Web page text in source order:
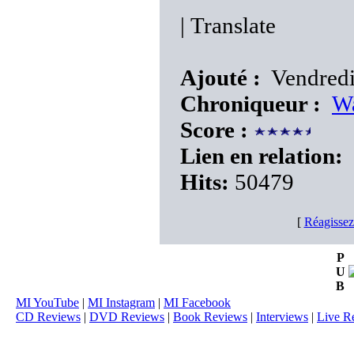
| Translate
Ajouté :
Chroniqueur :
Score :
Lien en relation:
Hits: 50479
[
P
U
B
MI YouTube | MI Instagram | MI Facebook
CD Reviews | DVD Reviews | Book Reviews | Interviews | Live